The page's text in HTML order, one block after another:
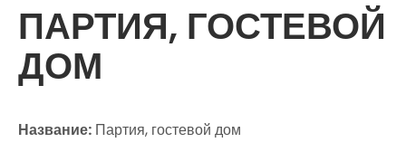
ПАРТИЯ, ГОСТЕВОЙ
ДОМ
Название: Партия, гостевой дом